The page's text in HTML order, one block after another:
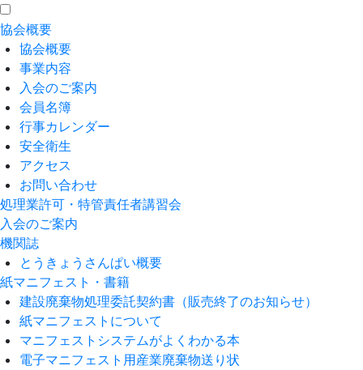
協会概要
協会概要
事業内容
入会のご案内
会員名簿
行事カレンダー
安全衛生
アクセス
お問い合わせ
処理業許可・特管責任者講習会
入会のご案内
機関誌
とうきょうさんぱい概要
紙マニフェスト・書籍
建設廃棄物処理委託契約書（販売終了のお知らせ）
紙マニフェストについて
マニフェストシステムがよくわかる本
電子マニフェスト用産業廃棄物送り状